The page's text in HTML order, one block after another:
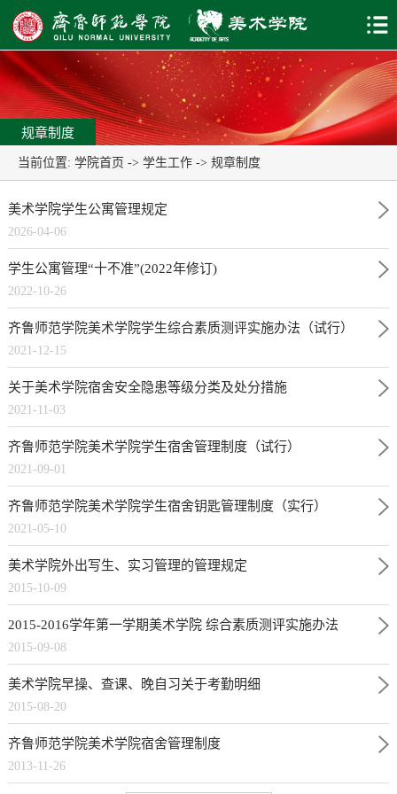
规章制度
当前位置: 学院首页 -> 学生工作 -> 规章制度
美术学院学生公寓管理规定
2026-04-06
学生公寓管理“十不准”(2022年修订)
2022-10-26
齐鲁师范学院美术学院学生综合素质测评实施办法（试行）
2021-12-15
关于美术学院宿舍安全隐患等级分类及处分措施
2021-11-03
齐鲁师范学院美术学院学生宿舍管理制度（试行）
2021-09-01
齐鲁师范学院美术学院学生宿舍钥匙管理制度（实行）
2021-05-10
美术学院外出写生、实习管理的管理规定
2015-10-09
2015-2016学年第一学期美术学院 综合素质测评实施办法
2015-09-08
美术学院早操、查课、晚自习关于考勤明细
2015-08-20
齐鲁师范学院美术学院宿舍管理制度
2013-11-26